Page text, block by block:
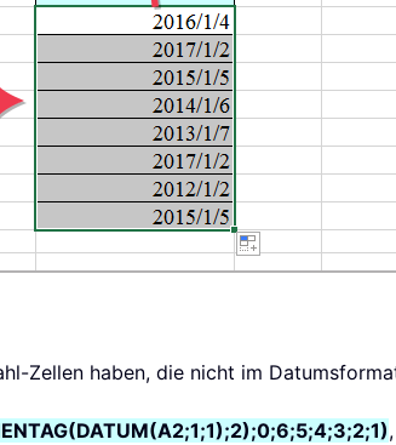
Zellen haben, die nicht im